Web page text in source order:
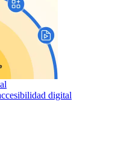
digital